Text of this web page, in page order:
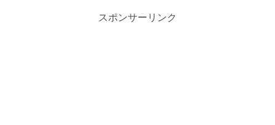
スポンサーリンク